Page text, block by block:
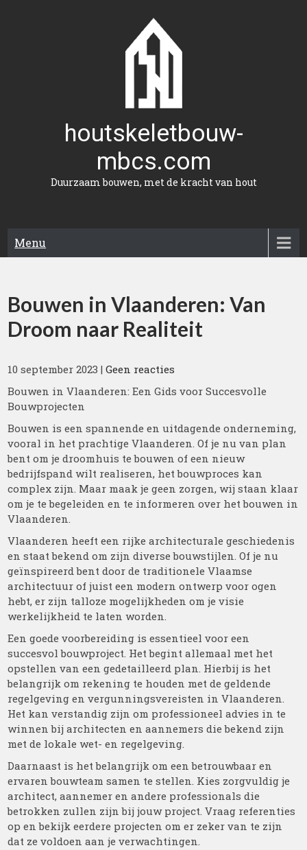
houtskeletbouw-
mbcs.com
Duurzaam bouwen, met de kracht van hout
Menu
Bouwen in Vlaanderen: Van
Droom naar Realiteit
10 september 2023 |Geen reacties
Bouwen in Vlaanderen: Een Gids voor Succesvolle
Bouwprojecten
Bouwen is een spannende en uitdagende onderneming,
vooral in het prachtige Vlaanderen. Of je nu van plan
bent om je droomhuis te bouwen of een nieuw
bedrijfspand wilt realiseren, het bouwproces kan
complex zijn. Maar maak je geen zorgen, wij staan klaar
om je te begeleiden en te informeren over het bouwen in
Vlaanderen.
Vlaanderen heeft een rijke architecturale geschiedenis
en staat bekend om zijn diverse bouwstijlen. Of je nu
geïnspireerd bent door de traditionele Vlaamse
architectuur of juist een modern ontwerp voor ogen
hebt, er zijn talloze mogelijkheden om je visie
werkelijkheid te laten worden.
Een goede voorbereiding is essentieel voor een
succesvol bouwproject. Het begint allemaal met het
opstellen van een gedetailleerd plan. Hierbij is het
belangrijk om rekening te houden met de geldende
regelgeving en vergunningsvereisten in Vlaanderen.
Het kan verstandig zijn om professioneel advies in te
winnen bij architecten en aannemers die bekend zijn
met de lokale wet- en regelgeving.
Daarnaast is het belangrijk om een betrouwbaar en
ervaren bouwteam samen te stellen. Kies zorgvuldig je
architect, aannemer en andere professionals die
betrokken zullen zijn bij jouw project. Vraag referenties
op en bekijk eerdere projecten om er zeker van te zijn
dat ze voldoen aan je verwachtingen.